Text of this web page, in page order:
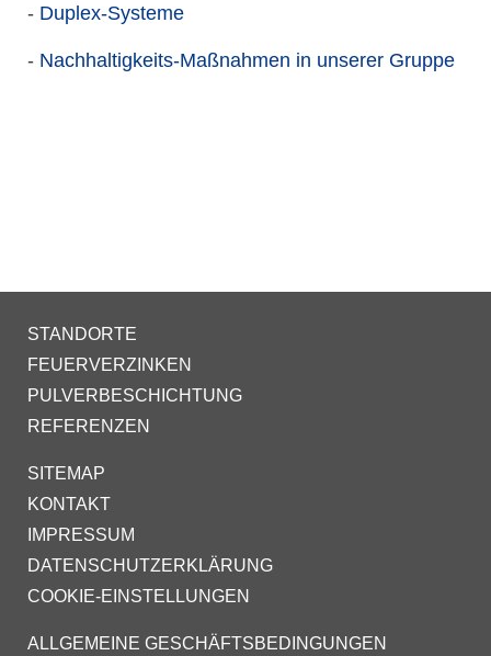
- Duplex-Systeme
- Nachhaltigkeits-Maßnahmen in unserer Gruppe
STANDORTE
FEUERVERZINKEN
PULVERBESCHICHTUNG
REFERENZEN
SITEMAP
KONTAKT
IMPRESSUM
DATENSCHUTZERKLÄRUNG
COOKIE-EINSTELLUNGEN
ALLGEMEINE GESCHÄFTSBEDINGUNGEN